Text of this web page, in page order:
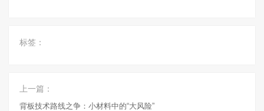
标签：
上一篇：
背板技术路线之争：小材料中的“大风险”